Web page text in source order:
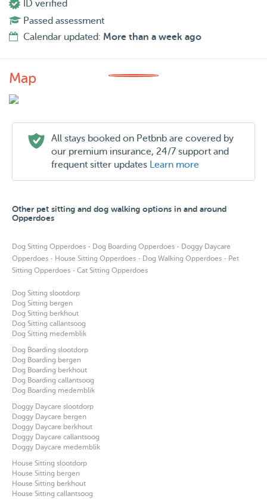
ID verified
Passed assessment
Calendar updated: More than a week ago
Map
All stays booked on Petbnb are covered by
our premium insurance, 24/7 support and
frequent sitter updates Learn more
Other pet sitting and dog walking options in and around
Opperdoes
Dog Sitting Opperdoes · Dog Boarding Opperdoes · Doggy Daycare
Opperdoes · House Sitting Opperdoes · Dog Walking Opperdoes · Pet
Sitting Opperdoes · Cat Sitting Opperdoes
Dog Sitting slootdorp
Dog Sitting bergen
Dog Sitting berkhout
Dog Sitting callantsoog
Dog Sitting medemblik
Dog Boarding slootdorp
Dog Boarding bergen
Dog Boarding berkhout
Dog Boarding callantsoog
Dog Boarding medemblik
Doggy Daycare slootdorp
Doggy Daycare bergen
Doggy Daycare berkhout
Doggy Daycare callantsoog
Doggy Daycare medemblik
House Sitting slootdorp
House Sitting bergen
House Sitting berkhout
House Sitting callantsoog